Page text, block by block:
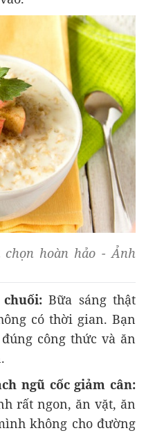
hoàn hảo - Ảnh
Bữa sáng thật
có thời gian. Bạn
công thức và ăn
ngũ cốc giảm cân:
rất ngon, ăn vặt, ăn
không cho đường